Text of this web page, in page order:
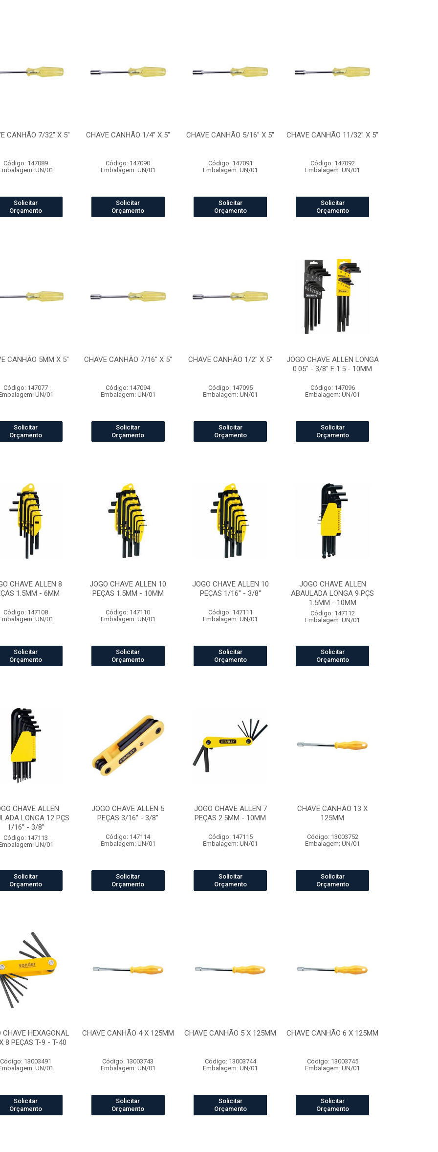
CANHÃO 7/32" X 5"
Código: 147089
UN/01
Solicitar
Orçamento
CHAVE CANHÃO 1/4" X 5"
Código: 147090
Embalagem: UN/01
Solicitar
Orçamento
CHAVE CANHÃO 5/16" X 5"
Código: 147091
Embalagem: UN/01
Solicitar
Orçamento
CHAVE CANHÃO 11/32" X 5"
Código: 147092
Embalagem: UN/01
Solicitar
Orçamento
CANHÃO 5MM X 5"
Código: 147077
UN/01
Solicitar
Orçamento
CHAVE CANHÃO 7/16" X 5"
Código: 147094
Embalagem: UN/01
Solicitar
Orçamento
CHAVE CANHÃO 1/2" X 5"
Código: 147095
Embalagem: UN/01
Solicitar
Orçamento
JOGO CHAVE ALLEN LONGA
0.05" - 3/8" E 1.5 - 10MM
Código: 147096
Embalagem: UN/01
Solicitar
Orçamento
CHAVE ALLEN 8
1.5MM - 6MM
Código: 147108
UN/01
Solicitar
Orçamento
JOGO CHAVE ALLEN 10
PEÇAS 1.5MM - 10MM
Código: 147110
Embalagem: UN/01
Solicitar
Orçamento
JOGO CHAVE ALLEN 10
PEÇAS 1/16" - 3/8"
Código: 147111
Embalagem: UN/01
Solicitar
Orçamento
JOGO CHAVE ALLEN
ABAULADA LONGA 9 PÇS
1.5MM - 10MM
Código: 147112
Embalagem: UN/01
Solicitar
Orçamento
CHAVE ALLEN
LONGA 12 PÇS
1/16" - 3/8"
Código: 147113
UN/01
Solicitar
Orçamento
JOGO CHAVE ALLEN 5
PEÇAS 3/16" - 3/8"
Código: 147114
Embalagem: UN/01
Solicitar
Orçamento
JOGO CHAVE ALLEN 7
PEÇAS 2.5MM - 10MM
Código: 147115
Embalagem: UN/01
Solicitar
Orçamento
CHAVE CANHÃO 13 X
125MM
Código: 13003752
Embalagem: UN/01
Solicitar
Orçamento
CHAVE HEXAGONAL
8 PEÇAS T-9 - T-40
Código: 13003491
UN/01
Solicitar
Orçamento
CHAVE CANHÃO 4 X 125MM
Código: 13003743
Embalagem: UN/01
Solicitar
Orçamento
CHAVE CANHÃO 5 X 125MM
Código: 13003744
Embalagem: UN/01
Solicitar
Orçamento
CHAVE CANHÃO 6 X 125MM
Código: 13003745
Embalagem: UN/01
Solicitar
Orçamento